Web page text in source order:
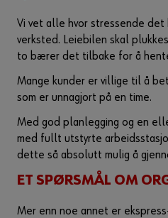
Vi vet alle hvor stressende
verksted. Leiebilen skal
to bærer det tilbake for å
Mange kunder er villige til å
som er unnagjort på en time.
Med god planlegging og en
med fullt utstyrte
dette så absolutt mulig å
ET SPØRSMÅL OM
Mer enn noe annet er